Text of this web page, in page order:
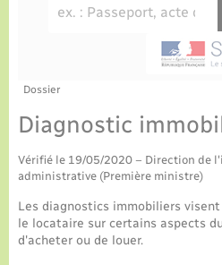
La Communauté de
La gazette – Bulletin
Actualités
Agenda
Certificat
Concessions funéraires
Collecte des déchets
Usages à respecter (bruit,
Frelon asiatique
Seniors
Aides à l’habitat
Eau - Assainissement
Voirie et espace public
Dossier
Diagnostic
Vérifié le 19/05/2020 – Direction de
administrative (Première ministre)
Les diagnostics immobiliers
le locataire sur certains aspects
d'acheter ou de louer.